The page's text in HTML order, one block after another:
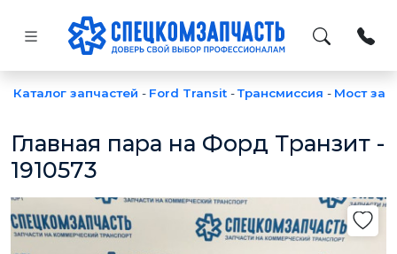
Каталог запчастей - Ford Transit -Трансмиссия - Мост
Главная пара на Форд Транзит -
1910573